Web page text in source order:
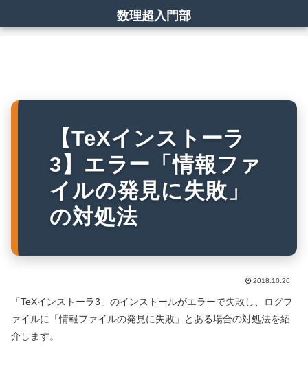
数理超入門部
【TeXインストーラ
3】エラー「情報ファ
イルの発見に失敗」
の対処法
2018.10.26
「TeXインストーラ3」のインストールがエラーで失敗し、ログフ
ァイルに「情報ファイルの発見に失敗」とある場合の対処法を紹
介します。